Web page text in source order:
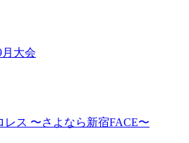
大会
レス 〜さよなら新宿FACE〜